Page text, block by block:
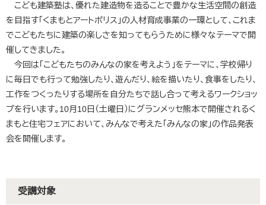
こども建築塾は、優れた建造物を造ることで豊かな生活空間の創造
を目指す「くまもとアートポリス」の人材育成事業の一環として、これま
でこどもたちに建築の楽しさを知ってもらうために様々なテーマで開
催してきました。
今回は「こどもたちのみんなの家を考えよう」をテーマに、学校帰り
に毎日でも行って勉強したり、遊んだり、絵を描いたり、食事をしたり、
工作をつくったりする場所を自分たちで話し合って考えるワークショッ
プを行います。10月10日（土曜日）にグランメッセ熊本で開催されるく
まもと住宅フェアにおいて、みんなで考えた「みんなの家」の作品発表
会を開催します。
受講対象